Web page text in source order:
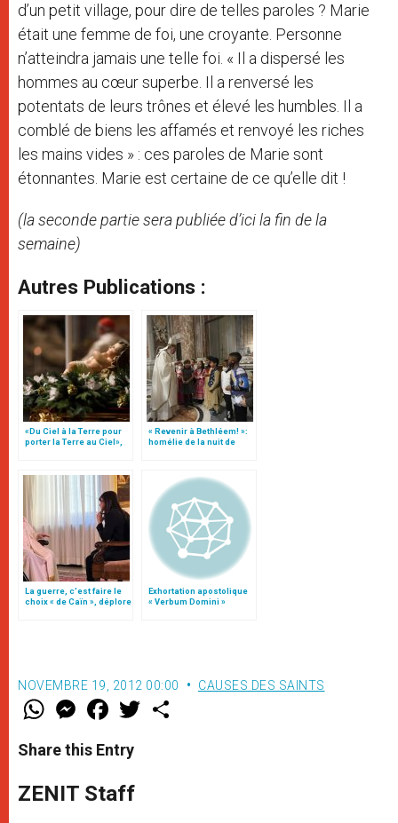
d’un petit village, pour dire de telles paroles ? Marie
était une femme de foi, une croyante. Personne
n’atteindra jamais une telle foi. « Il a dispersé les
hommes au cœur superbe. Il a renversé les
potentats de leurs trônes et élevé les humbles. Il a
comblé de biens les affamés et renvoyé les riches
les mains vides » : ces paroles de Marie sont
étonnantes. Marie est certaine de ce qu’elle dit !
(la seconde partie sera publiée d’ici la fin de la
semaine)
Autres Publications :
«Du Ciel à la Terre pour
porter la Terre au Ciel»,
« Revenir à Bethléem! »:
homélie de la nuit de
Noël (texte complet)
La guerre, c’est faire le
choix « de Caïn », déplore
Exhortation apostolique
« Verbum Domini »
NOVEMBRE 19, 2012 00:00 CAUSES DES SAINTS
W
t
s
p
p
M
e
s
e
g
e
F
a
e
b
o
k
w
Share this Entry
ZENIT Staff